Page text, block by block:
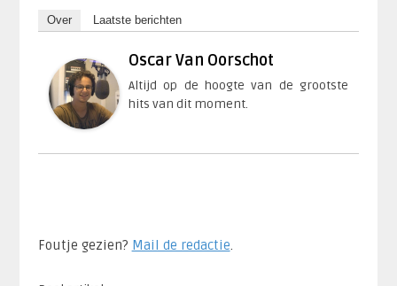
Over Laatste berichten
Oscar Van Oorschot
Altijd op de hoogte van de grootste
hits van dit moment.
Foutje gezien? Mail de redactie.​